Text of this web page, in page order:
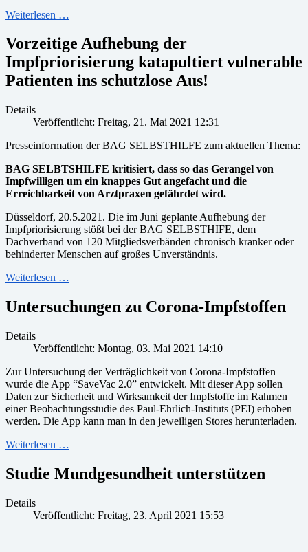
Weiterlesen …
Vorzeitige Aufhebung der
Impfpriorisierung katapultiert vulnerable
Patienten ins schutzlose Aus!
Details
Veröffentlicht: Freitag, 21. Mai 2021 12:31
Presseinformation der BAG SELBSTHILFE zum aktuellen Thema:
BAG SELBTSHILFE kritisiert, dass so das Gerangel von
Impfwilligen um ein knappes Gut angefacht und die
Erreichbarkeit von Arztpraxen gefährdet wird.
Düsseldorf, 20.5.2021. Die im Juni geplante Aufhebung der
Impfpriorisierung stößt bei der BAG SELBSTHIFE, dem
Dachverband von 120 Mitgliedsverbänden chronisch kranker oder
behinderter Menschen auf großes Unverständnis.
Weiterlesen …
Untersuchungen zu Corona-Impfstoffen
Details
Veröffentlicht: Montag, 03. Mai 2021 14:10
Zur Untersuchung der Verträglichkeit von Corona-Impfstoffen
wurde die App “SaveVac 2.0” entwickelt. Mit dieser App sollen
Daten zur Sicherheit und Wirksamkeit der Impfstoffe im Rahmen
einer Beobachtungsstudie des Paul-Ehrlich-Instituts (PEI) erhoben
werden. Die App kann man in den jeweiligen Stores herunterladen.
Weiterlesen …
Studie Mundgesundheit unterstützen
Details
Veröffentlicht: Freitag, 23. April 2021 15:53